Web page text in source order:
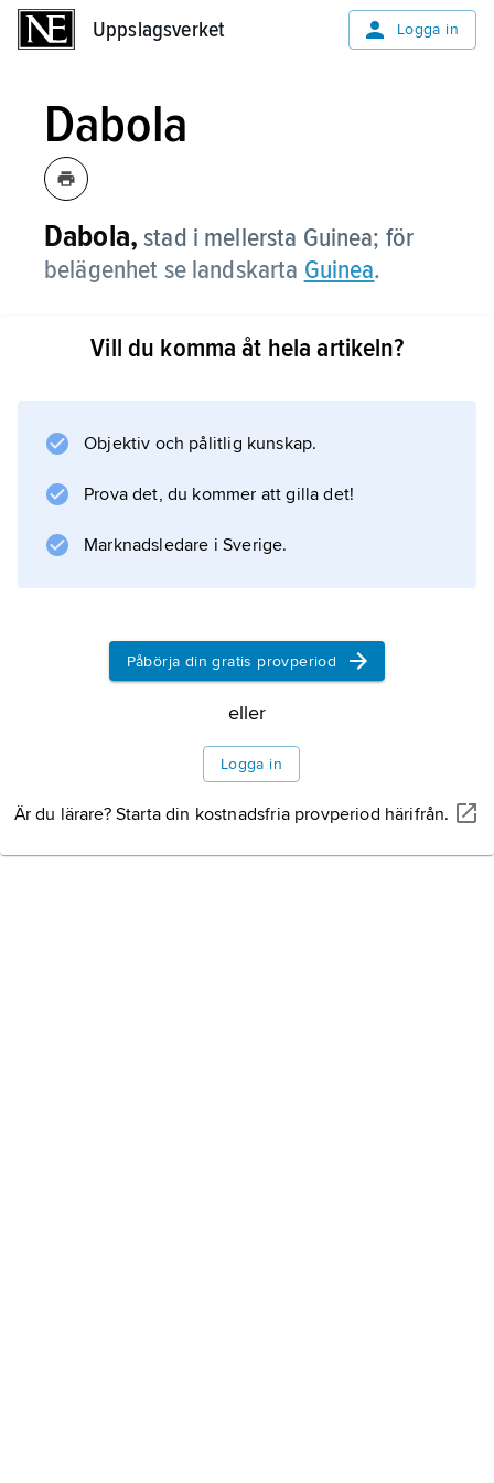
Uppslagsverket Logga in
Dabola
Dabola, stad i mellersta Guinea; för
belägenhet se landskarta Guinea.
Vill du komma åt hela artikeln?
Objektiv och pålitlig kunskap.
Prova det, du kommer att gilla det!
Marknadsledare i Sverige.
Påbörja din gratis provperiod
eller
Logga in
Är du lärare? Starta din kostnadsfria provperiod härifrån.